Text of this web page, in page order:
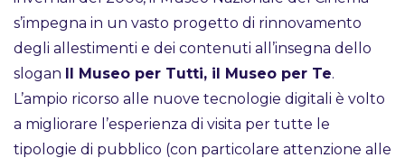
s’impegna in un vasto progetto di rinnovamento
degli allestimenti e dei contenuti all’insegna dello
slogan Il Museo per Tutti, il Museo per Te.
L’ampio ricorso alle nuove tecnologie digitali è volto
a migliorare l’esperienza di visita per tutte le
tipologie di pubblico (con particolare attenzione alle